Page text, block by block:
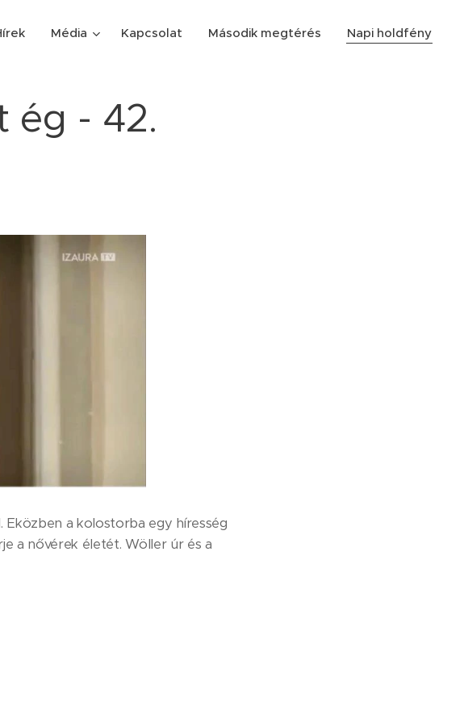
Média Kapcsolat Második megtérés Napi holdfény
ég - 42.
a kolostorba egy híresség
a nővérek életét. Wöller úr és a